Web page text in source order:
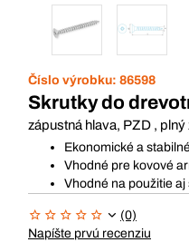
Číslo výrobku: 86598
Skrutky do
zápustná hlava, PZD ,
Ekonomické a
Vhodné pre kovové
Vhodné na použitie aj
(0)
Napíšte prvú recenziu